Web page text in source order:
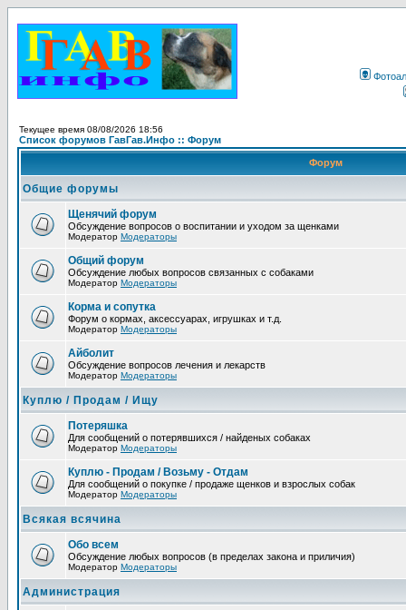
Текущее время 08/08/2026 18:56
Список форумов ГавГав.Инфо :: Форум
Форум
Общие форумы
Щенячий форум
Обсуждение вопросов о воспитании и уходом за щенками
Модератор Модераторы
Общий форум
Обсуждение любых вопросов связанных с собаками
Модератор Модераторы
Корма и сопутка
Форум о кормах, аксессуарах, игрушках и т.д.
Модератор Модераторы
Айболит
Обсуждение вопросов лечения и лекарств
Модератор Модераторы
Куплю / Продам / Ищу
Потеряшка
Для сообщений о потерявшихся / найденых собаках
Модератор Модераторы
Куплю - Продам / Возьму - Отдам
Для сообщений о покупке / продаже щенков и взрослых собак
Модератор Модераторы
Всякая всячина
Обо всем
Обсуждение любых вопросов (в пределах закона и приличия)
Модератор Модераторы
Администрация